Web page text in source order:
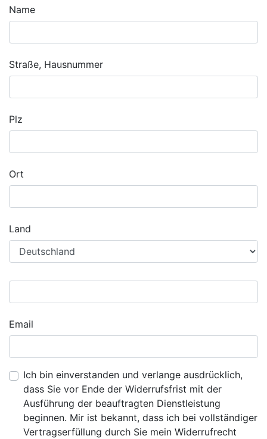
Name
Straße, Hausnummer
Plz
Ort
Land
Email
Ich bin einverstanden und verlange ausdrücklich,
dass Sie vor Ende der Widerrufsfrist mit der
Ausführung der beauftragten Dienstleistung
beginnen. Mir ist bekannt, dass ich bei vollständiger
Vertragserfüllung durch Sie mein Widerrufrecht